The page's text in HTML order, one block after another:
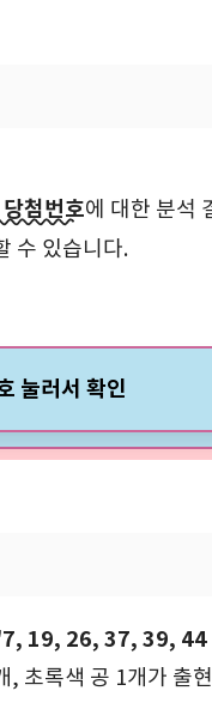
첨번호에 대한 분석
수 있습니다.
눌러서 확인
19, 26, 37, 39, 44
, 초록색 공 1개가 출